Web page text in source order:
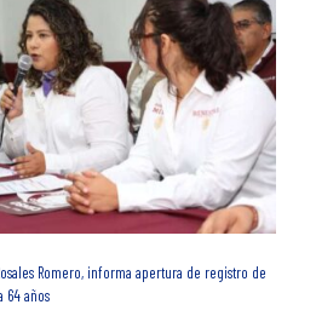
Romero, informa apertura de registro de
64 años